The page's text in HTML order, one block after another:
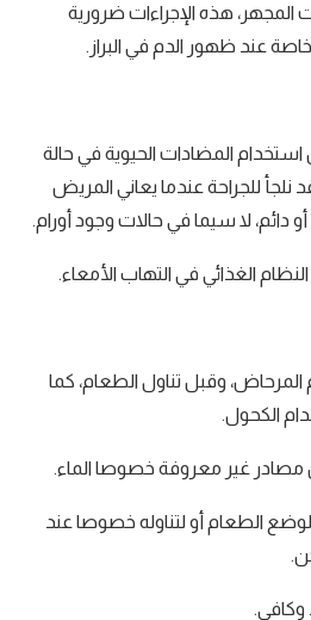
هذه الإجراءات ضرورية
عند ظهور الدم في البراز.
المضادات الحيوية في حالة
نلجأ للجراحة عندما يعاني المريض
لا سيما في حالات وجود أورام.
الغذائي في التهاب الأمعاء.
وقبل تناول الطعام، كما
الكحول.
غير معروفة خصوصا الماء.
لوضع الطعام أو لتناوله خصوصا عند